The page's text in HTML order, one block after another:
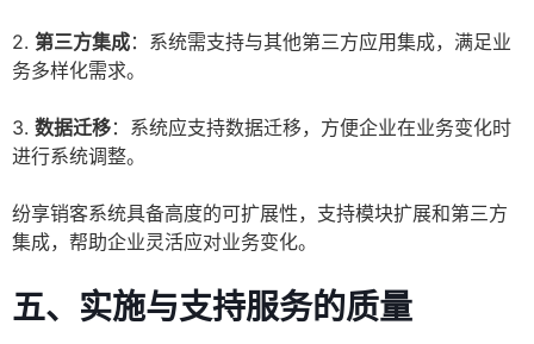
2. 第三方集成：系统需支持与其他第三方应用集成，满足业
务多样化需求。
3. 数据迁移：系统应支持数据迁移，方便企业在业务变化时
进行系统调整。
纷享销客系统具备高度的可扩展性，支持模块扩展和第三方
集成，帮助企业灵活应对业务变化。
五、实施与支持服务的质量